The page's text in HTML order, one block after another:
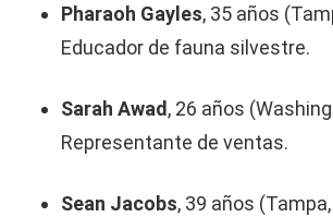
Pharaoh Gayles, 35 años
Educador de fauna silvestre.
Sarah Awad, 26 años
Representante de ventas.
Sean Jacobs, 39 años